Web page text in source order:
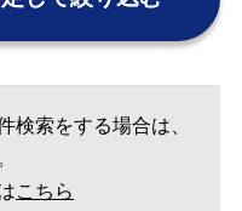
索をする場合は、
こちら